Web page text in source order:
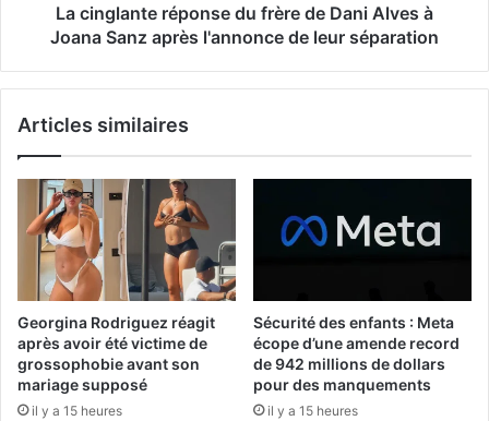
La cinglante réponse du frère de Dani Alves à
Joana Sanz après l'annonce de leur séparation
Articles similaires
Georgina Rodriguez réagit
après avoir été victime de
grossophobie avant son
mariage supposé
il y a 15 heures
Sécurité des enfants : Meta
écope d’une amende record
de 942 millions de dollars
pour des manquements
il y a 15 heures